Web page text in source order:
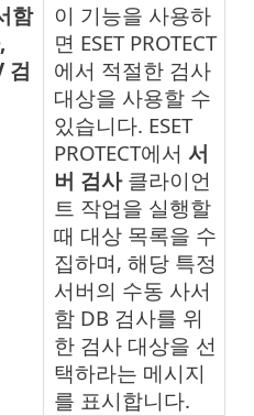
함
검
이 기능을 사용하
면 ESET PROTECT
에서 적절한 검사
대상을 사용할 수
있습니다. ESET
PROTECT에서 서
버 검사클라이언
트 작업을 실행할
때 대상 목록을 수
집하며, 해당 특정
서버의 수동 사서
함 DB 검사를 위
한 검사 대상을 선
택하라는 메시지
를 표시합니다.